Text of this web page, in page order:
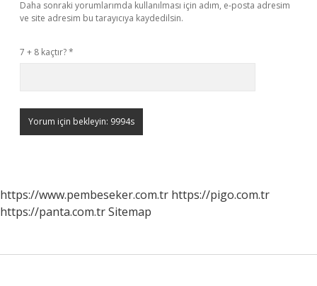
Daha sonraki yorumlarımda kullanılması için adım, e-posta adresim
ve site adresim bu tarayıcıya kaydedilsin.
7 + 8 kaçtır?*
https://www.pembeseker.com.tr https://pigo.com.tr
https://panta.com.trSitemap